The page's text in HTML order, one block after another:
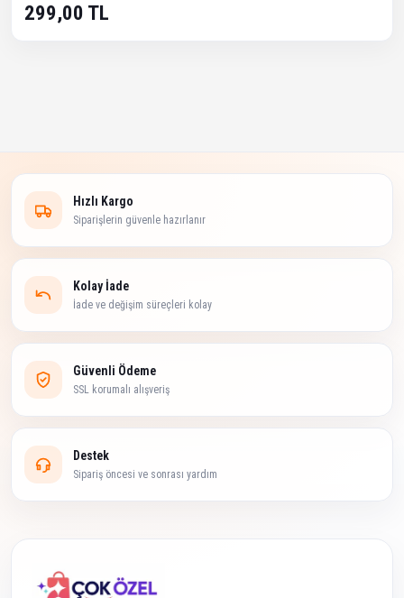
299,00 TL
Hızlı Kargo
Siparişlerin güvenle hazırlanır
Kolay İade
İade ve değişim süreçleri kolay
Güvenli Ödeme
SSL korumalı alışveriş
Destek
Sipariş öncesi ve sonrası yardım